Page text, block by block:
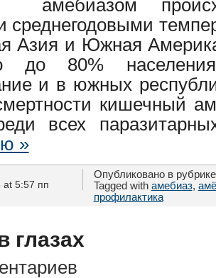
амёбиазом
среднегодовыми
Азия и Южная
до 80%
и в южных
кишечный
всех
»
at 5:57 пп
Опубликовано в
Tagged with амебиаз,
профилактика
глазах